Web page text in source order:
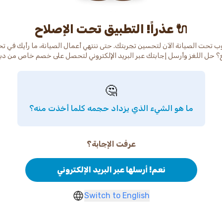
عذراً! التطبيق تحت الإصلاح 🔌
تحت الصيانة الآن لتحسين تجربتك. حتى ننتهي أعمال الصيانة، ما رأيك في
🤔
ما هو الشيء الذي يزداد حجمه كلما أخذت منه؟
عرفت الإجابة؟
نعم! أرسلها عبر البريد الإلكتروني
Switch to English